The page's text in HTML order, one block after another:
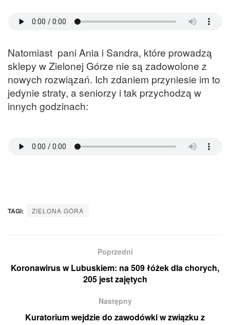
Natomiast pani Ania i Sandra, które prowadzą
sklepy w Zielonej Górze nie są zadowolone z
nowych rozwiązań. Ich zdaniem przyniesie im to
jedynie straty, a seniorzy i tak przychodzą w
innych godzinach:
TAGI: ZIELONA GÓRA
Poprzedni
Koronawirus w Lubuskiem: na 509 łóżek dla chorych,
205 jest zajętych
Następny
Kuratorium wejdzie do zawodówki w związku z